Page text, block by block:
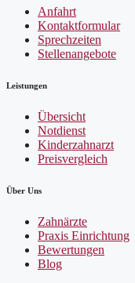
Anfahrt
Kontaktformular
Sprechzeiten
Stellenangebote
Leistungen
Übersicht
Notdienst
Kinderzahnarzt
Preisvergleich
Über Uns
Zahnärzte
Praxis Einrichtung
Bewertungen
Blog